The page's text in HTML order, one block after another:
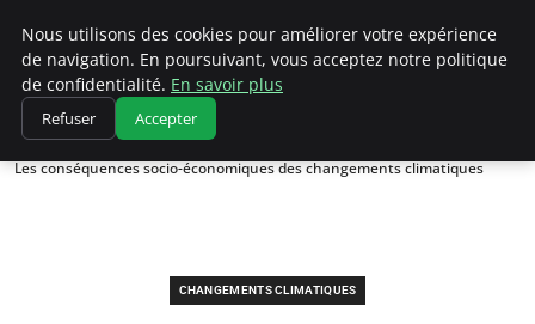
Climatedebtagents
Accueil
Changements climatiques
Les conséquences socio-économiques des changements climatiques
CHANGEMENTS CLIMATIQUES
Nous utilisons des cookies pour améliorer votre expérience
de navigation. En poursuivant, vous acceptez notre politique
de confidentialité. En savoir plus
Refuser Accepter